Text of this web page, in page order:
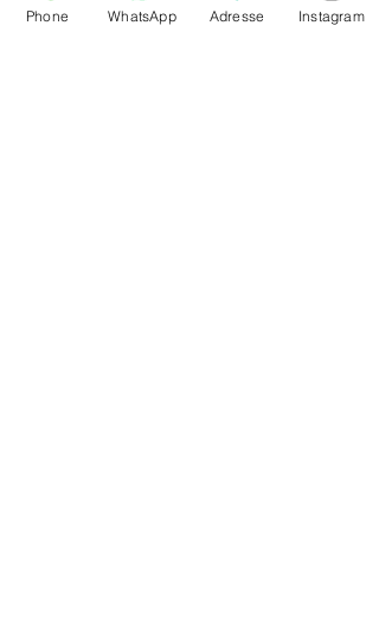
Phone WhatsApp Adresse Instagram